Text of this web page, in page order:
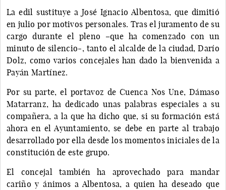
La edil sustituye a José Ignacio Albentosa, que dimitió
en julio por motivos personales. Tras el juramento de su
cargo durante el pleno –que ha comenzado con un
minuto de silencio-, tanto el alcalde de la ciudad, Darío
Dolz, como varios concejales han dado la bienvenida a
Payán Martínez.
Por su parte, el portavoz de Cuenca Nos Une, Dámaso
Matarranz, ha dedicado unas palabras especiales a su
compañera, a la que ha dicho que, si su formación está
ahora en el Ayuntamiento, se debe en parte al trabajo
desarrollado por ella desde los momentos iniciales de la
constitución de este grupo.
El concejal también ha aprovechado para mandar
cariño y ánimos a Albentosa, a quien ha deseado que